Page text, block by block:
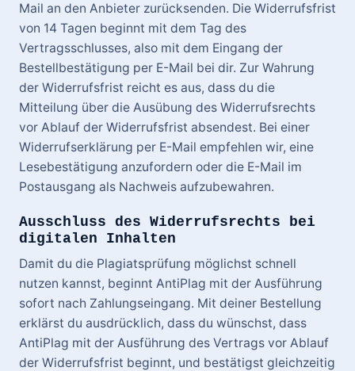
Mail an den Anbieter zurücksenden. Die Widerrufsfrist
von 14 Tagen beginnt mit dem Tag des
Vertragsschlusses, also mit dem Eingang der
Bestellbestätigung per E-Mail bei dir. Zur Wahrung
der Widerrufsfrist reicht es aus, dass du die
Mitteilung über die Ausübung des Widerrufsrechts
vor Ablauf der Widerrufsfrist absendest. Bei einer
Widerrufserklärung per E-Mail empfehlen wir, eine
Lesebestätigung anzufordern oder die E-Mail im
Postausgang als Nachweis aufzubewahren.
Ausschluss des Widerrufsrechts bei
digitalen Inhalten
Damit du die Plagiatsprüfung möglichst schnell
nutzen kannst, beginnt AntiPlag mit der Ausführung
sofort nach Zahlungseingang. Mit deiner Bestellung
erklärst du ausdrücklich, dass du wünschst, dass
AntiPlag mit der Ausführung des Vertrags vor Ablauf
der Widerrufsfrist beginnt, und bestätigst gleichzeitig